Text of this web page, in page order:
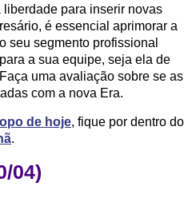
para inserir novas
é essencial aprimorar a
seu segmento profissional
a sua equipe, seja ela de
uma avaliação sobre se as
com a nova Era.
de hoje, fique por dentro do
.
04)